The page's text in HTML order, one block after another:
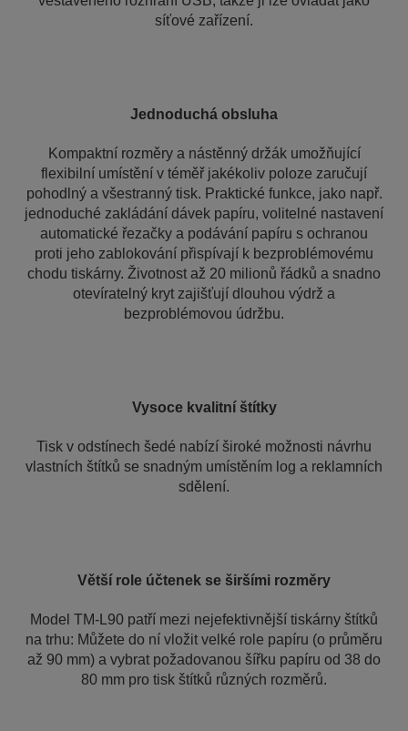
síťové zařízení.
Jednoduchá obsluha
Kompaktní rozměry a nástěnný držák umožňující
flexibilní umístění v téměř jakékoliv poloze zaručují
pohodlný a všestranný tisk. Praktické funkce, jako např.
jednoduché zakládání dávek papíru, volitelné nastavení
automatické řezačky a podávání papíru s ochranou
proti jeho zablokování přispívají k bezproblémovému
chodu tiskárny. Životnost až 20 milionů řádků a snadno
otevíratelný kryt zajišťují dlouhou výdrž a
bezproblémovou údržbu.
Vysoce kvalitní štítky
Tisk v odstínech šedé nabízí široké možnosti návrhu
vlastních štítků se snadným umístěním log a reklamních
sdělení.
Větší role účtenek se širšími rozměry
Model TM-L90 patří mezi nejefektivnější tiskárny štítků
na trhu: Můžete do ní vložit velké role papíru (o průměru
až 90 mm) a vybrat požadovanou šířku papíru od 38 do
80 mm pro tisk štítků různých rozměrů.